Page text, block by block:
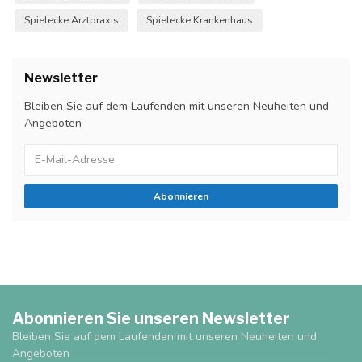
Spielecke Arztpraxis
Spielecke Krankenhaus
Newsletter
Bleiben Sie auf dem Laufenden mit unseren Neuheiten und
Angeboten
Abonnieren
Abonnieren Sie unseren Newsletter
Bleiben Sie auf dem Laufenden mit unseren Neuheiten und
Angeboten